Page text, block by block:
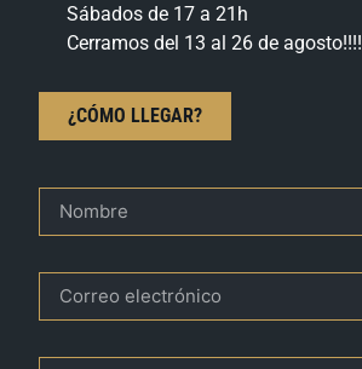
Sábados de 17 a 21h
Cerramos del 13 al 26 de agosto!!!!
¿CÓMO LLEGAR?